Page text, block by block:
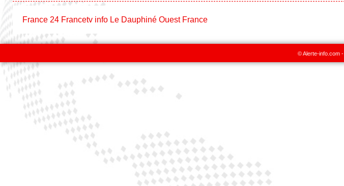
France 24 Francetv info Le Dauphiné Ouest France
© Alerte-info.com -